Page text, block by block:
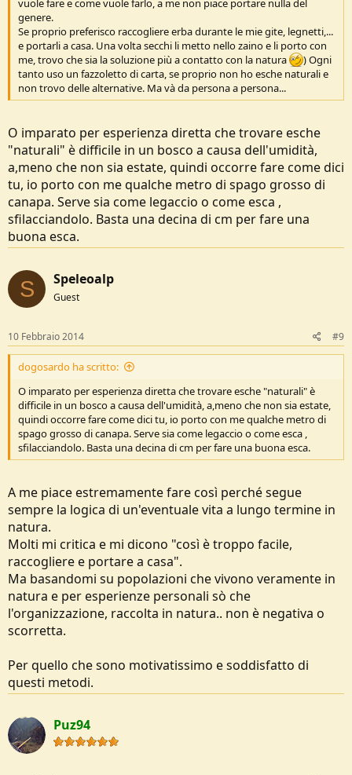
vuole fare e come vuole farlo, a me non piace portare nulla del
genere.
Se proprio preferisco raccogliere erba durante le mie gite, legnetti,...
e portarli a casa. Una volta secchi li metto nello zaino e li porto con
me, trovo che sia la soluzione più a contatto con la natura
) Ogni
tanto uso un fazzoletto di carta, se proprio non ho esche naturali e
non trovo delle alternative. Ma và da persona a persona...
O imparato per esperienza diretta che trovare esche
"naturali" è difficile in un bosco a causa dell'umidità,
a,meno che non sia estate, quindi occorre fare come dici
tu, io porto con me qualche metro di spago grosso di
canapa. Serve sia come legaccio o come esca ,
sfilacciandolo. Basta una decina di cm per fare una
buona esca.
S Speleoalp
Guest
10 Febbraio 2014 #9
dogosardo ha scritto:
O imparato per esperienza diretta che trovare esche "naturali" è
difficile in un bosco a causa dell'umidità, a,meno che non sia estate,
quindi occorre fare come dici tu, io porto con me qualche metro di
spago grosso di canapa. Serve sia come legaccio o come esca ,
sfilacciandolo. Basta una decina di cm per fare una buona esca.
A me piace estremamente fare così perché segue
sempre la logica di un'eventuale vita a lungo termine in
natura.
Molti mi critica e mi dicono "così è troppo facile,
raccogliere e portare a casa".
Ma basandomi su popolazioni che vivono veramente in
natura e per esperienze personali sò che
l'organizzazione, raccolta in natura.. non è negativa o
scorretta.
Per quello che sono motivatissimo e soddisfatto di
questi metodi.
Puz94